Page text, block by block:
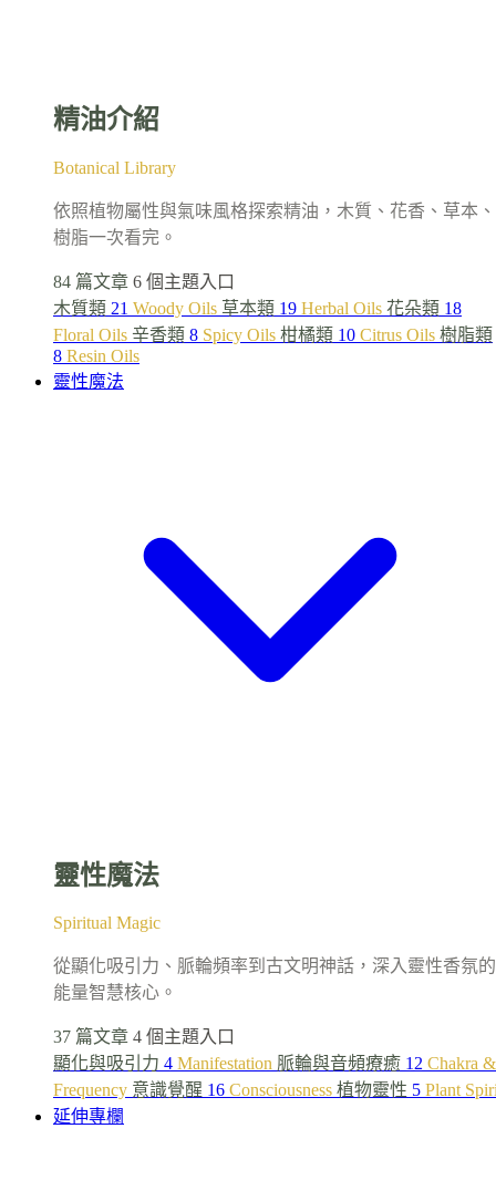
精油介紹
Botanical Library
依照植物屬性與氣味風格探索精油，木質、花香、草本、
樹脂一次看完。
84 篇文章 6 個主題入口
木質類 21 Woody Oils 草本類 19 Herbal Oils 花朵類 18
Floral Oils 辛香類 8 Spicy Oils 柑橘類 10 Citrus Oils 樹脂類
8 Resin Oils
靈性魔法
靈性魔法
Spiritual Magic
從顯化吸引力、脈輪頻率到古文明神話，深入靈性香氛的
能量智慧核心。
37 篇文章 4 個主題入口
顯化與吸引力 4 Manifestation 脈輪與音頻療癒 12 Chakra &
Frequency 意識覺醒 16 Consciousness 植物靈性 5 Plant
延伸專欄